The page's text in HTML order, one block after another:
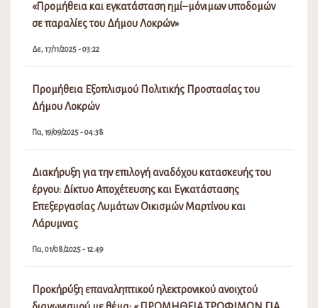
«Προμήθεια και εγκατάσταση ημί–μόνιμων υποδομών
σε παραλίες του Δήμου Λοκρών»
Δε, 17/11/2025 - 03:22
Προμήθεια Εξοπλισμού Πολιτικής Προστασίας του
Δήμου Λοκρών
Πα, 19/09/2025 - 04:38
Διακήρυξη για την επιλογή αναδόχου κατασκευής του
έργου: Δίκτυο Αποχέτευσης και Εγκατάστασης
Επεξεργασίας Λυμάτων Οικισμών Μαρτίνου και
Λάρυμνας
Πα, 01/08/2025 - 12:49
Προκήρύξη επαναληπτικού ηλεκτρονικού ανοιχτού